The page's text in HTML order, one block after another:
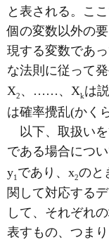
と表される。こ
個の変数以外の
現する変数であ
な法則に従って
X2 、……、Xkは
は確率攪乱(かく
以下、取扱いを
である場合につ
y1 であり、x2のと
関して対応する
して、それぞれ
表すもの、つま